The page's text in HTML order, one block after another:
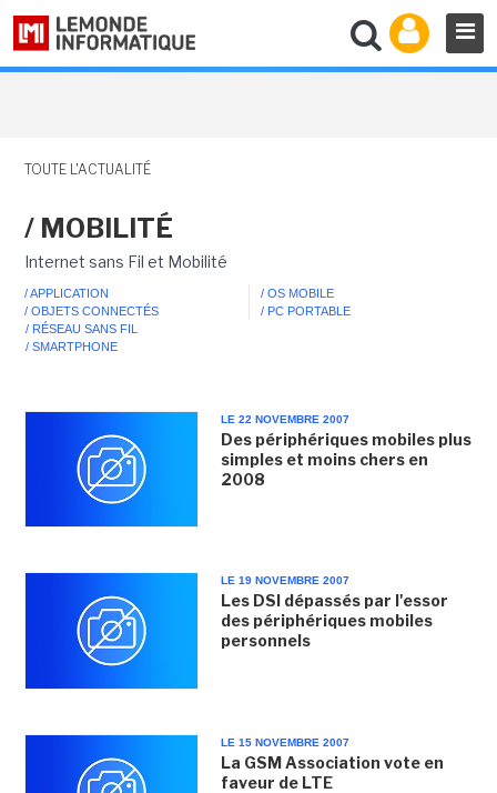
TOUTE L'ACTUALITÉ
/ MOBILITÉ
Internet sans Fil et Mobilité
/ APPLICATION
/ OBJETS CONNECTÉS
/ OS MOBILE
/ PC PORTABLE
/ RÉSEAU SANS FIL
/ SMARTPHONE
LE 22 NOVEMBRE 2007
Des périphériques mobiles plus
simples et moins chers en
2008
LE 19 NOVEMBRE 2007
Les DSI dépassés par l'essor
des périphériques mobiles
personnels
LE 15 NOVEMBRE 2007
La GSM Association vote en
faveur de LTE